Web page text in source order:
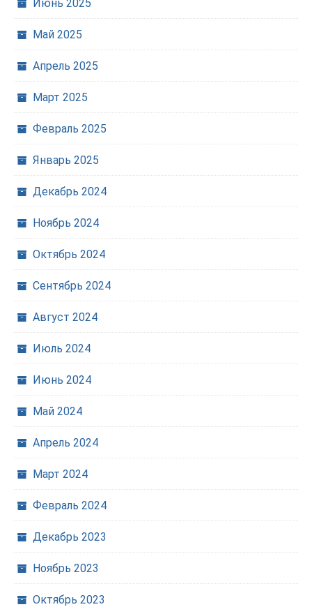
Июнь 2025
Май 2025
Апрель 2025
Март 2025
Февраль 2025
Январь 2025
Декабрь 2024
Ноябрь 2024
Октябрь 2024
Сентябрь 2024
Август 2024
Июль 2024
Июнь 2024
Май 2024
Апрель 2024
Март 2024
Февраль 2024
Декабрь 2023
Ноябрь 2023
Октябрь 2023